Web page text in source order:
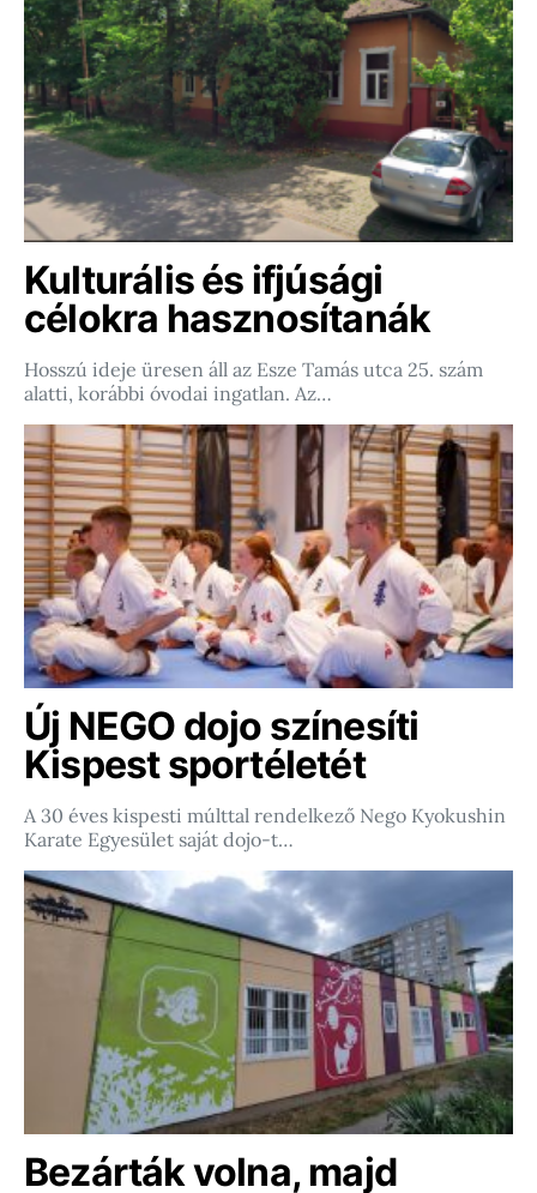
Kulturális és ifjúsági
célokra hasznosítanák
Hosszú ideje üresen áll az Esze Tamás utca 25. szám
alatti, korábbi óvodai ingatlan. Az…
Új NEGO dojo színesíti
Kispest sportéletét
A 30 éves kispesti múlttal rendelkező Nego Kyokushin
Karate Egyesület saját dojo-t…
Bezárták volna, majd